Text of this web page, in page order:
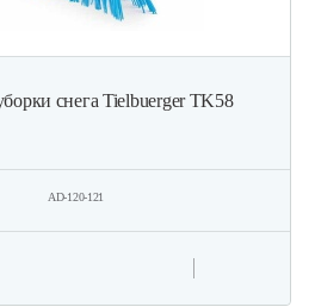
снега Tielbuerger TK58
AD-120-121